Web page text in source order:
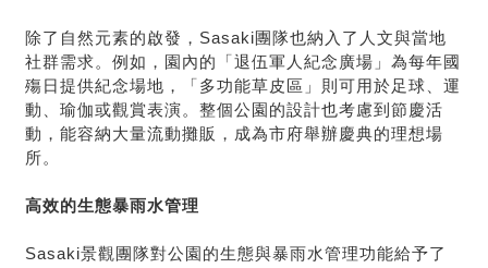
除了自然元素的啟發， Sasaki團隊也納入了人文與當地
社群需求。例如，園內的「退伍軍人紀念廣場」為每年國
殤日提供紀念場地，「多功能草皮區」則可用於足球、運
動、瑜伽或觀賞表演。整個公園的設計也考慮到節慶活
動，能容納大量流動攤販，成為市府舉辦慶典的理想場
所。
高效的生態暴雨水管理
Sasaki景觀團隊對公園的生態與暴雨水管理功能給予了